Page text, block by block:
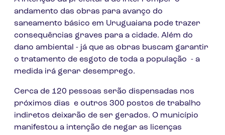
andamento das obras para avanço do
saneamento básico em Uruguaiana pode trazer
consequências graves para a cidade. Além do
dano ambiental - já que as obras buscam garantir
o tratamento de esgoto de toda a população - a
medida irá gerar desemprego.
Cerca de 120 pessoas serão dispensadas nos
próximos dias e outros 300 postos de trabalho
indiretos deixarão de ser gerados. O município
manifestou a intenção de negar as licenças